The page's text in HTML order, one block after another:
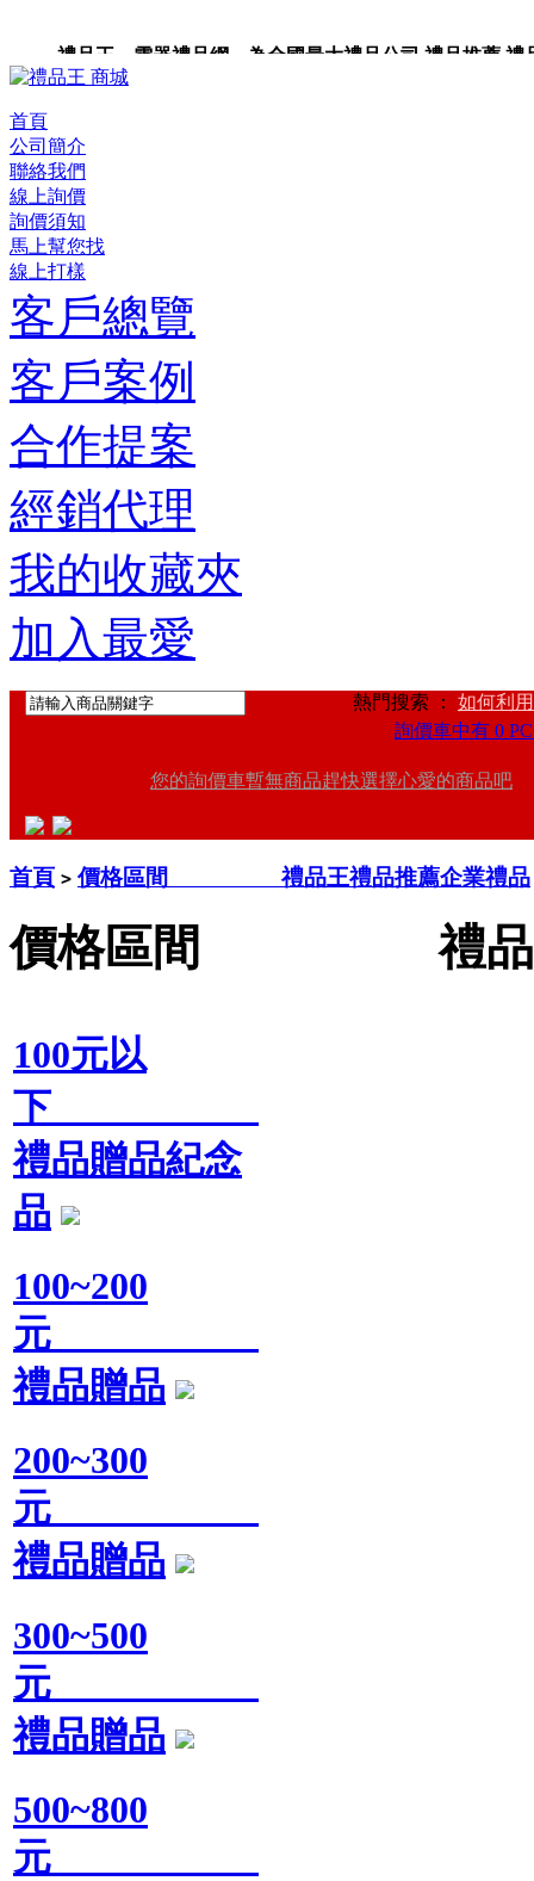
禮品王 電器禮品網 為全國最大禮品公司,禮品推薦,禮
卡,企業禮品,禮品小物,高級禮品,禮品網站。
首頁
公司簡介
聯絡我們
線上詢價
詢價須知
馬上幫您找
線上打樣
客戶總覽
客戶案例
合作提案
經銷代理
我的收藏夾
加入最愛
熱門搜索 ： 如何利
詢價車中有 0
您的詢價車暫無商品趕快選擇心愛的商品吧
首頁 > 價格區間 禮品王禮品推薦企業禮品
價格區間 禮品王
100元以
下
禮品贈品紀念
品
100~200
元
禮品贈品
200~300
元
禮品贈品
300~500
元
禮品贈品
500~800
元